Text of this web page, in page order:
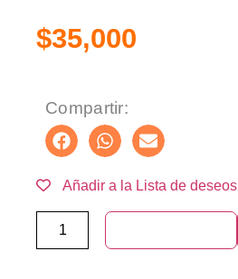
$35,000
Compartir:
Añadir a la Lista de deseos